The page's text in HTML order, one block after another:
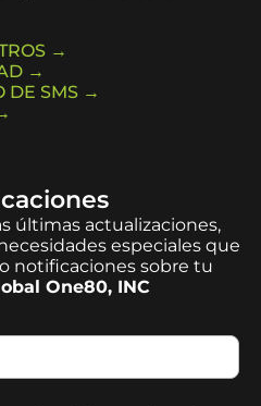
→
→
DE SMS →
últimas actualizaciones,
especiales que
notificaciones sobre tu
One80, INC